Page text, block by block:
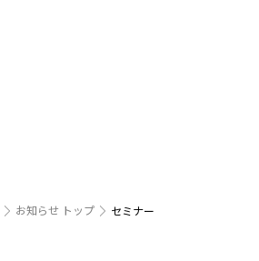
お知らせ トップ セミナー